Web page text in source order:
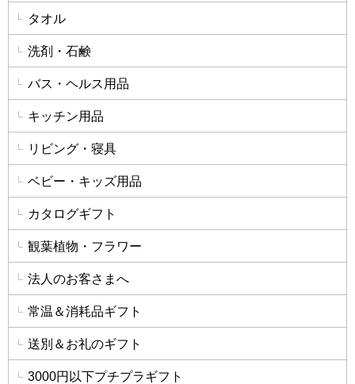
タオル
洗剤・石鹸
バス・ヘルス用品
キッチン用品
リビング・寝具
ベビー・キッズ用品
カタログギフト
観葉植物・フラワー
法人のお客さまへ
常温＆消耗品ギフト
送別＆お礼のギフト
3000円以下プチプラギフト